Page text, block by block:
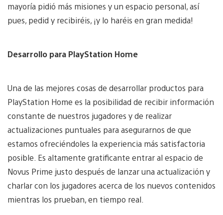
mayoría pidió más misiones y un espacio personal, así
pues, pedid y recibiréis, ¡y lo haréis en gran medida!
Desarrollo para PlayStation Home
Una de las mejores cosas de desarrollar productos para
PlayStation Home es la posibilidad de recibir información
constante de nuestros jugadores y de realizar
actualizaciones puntuales para asegurarnos de que
estamos ofreciéndoles la experiencia más satisfactoria
posible. Es altamente gratificante entrar al espacio de
Novus Prime justo después de lanzar una actualización y
charlar con los jugadores acerca de los nuevos contenidos
mientras los prueban, en tiempo real.